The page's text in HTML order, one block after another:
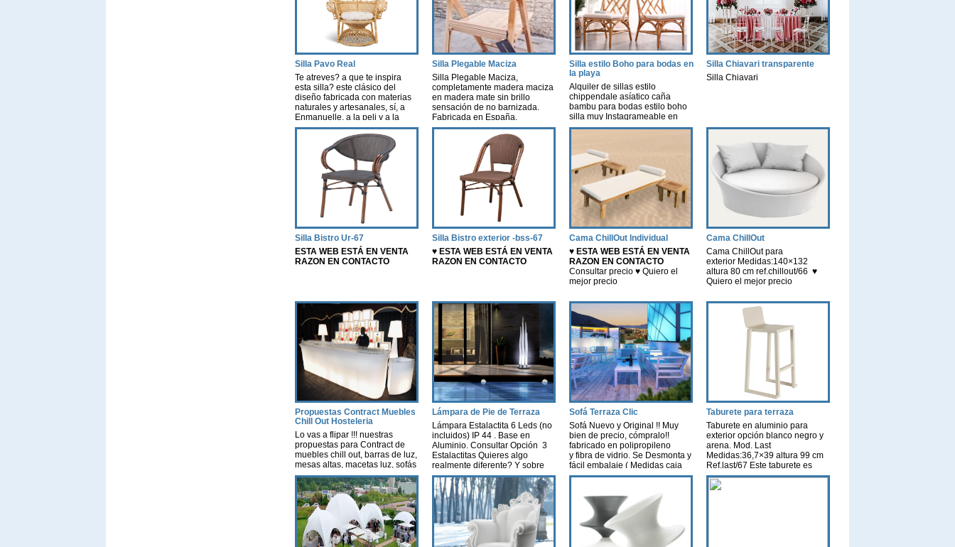
Silla Pavo Real
Te atreves? a que te inspira
esta silla? este clásico del
diseño fabricada con materias
naturales y artesanales, sí, a
Enmanuelle, a la peli y a la
actriz, una pelicula que creó
escuela. Esta silla nos evoca
aires de nostalgia, libertad y
porque no decirlo…cierta
sexualidad…
Silla Plegable Maciza
Silla Plegable Maciza,
completamente madera maciza
en madera mate sin brillo
sensación de no barnizada.
Fabricada en España.
Fabricada con madera calidad
Premium ;) ref.ple/148
Silla estilo Boho para bodas en
la playa
Alquiler de sillas estilo
chippendale asíatico caña
bambu para bodas estilo boho
silla muy Instagrameable en
Valencia
Silla Chiavari transparente
Silla Chiavari
Silla Bistro Ur-67
ESTA WEB ESTÁ EN VENTA
RAZON EN CONTACTO
Silla Bistro exterior -bss-67
♥ ESTA WEB ESTÁ EN VENTA
RAZON EN CONTACTO
Cama ChillOut Individual
♥ ESTA WEB ESTÁ EN VENTA
RAZON EN CONTACTO
Consultar precio ♥ Quiero el
mejor precio
Cama ChillOut
Cama ChillOut para
exterior Medidas:140×132
altura 80 cm ref.chillout/66 ♥
Quiero el mejor precio
Propuestas Contract Muebles
Chill Out Hosteleria
Lo vas a flipar !!! nuestras
propuestas para Contract de
muebles chill out, barras de luz,
mesas altas, macetas luz, sofás
con luz, lámparas, decoración
con luz leds con autonomía
propia, nosotros te hacemos un
estudio según tus necesidades
y presupuesto. Contract-
instalaciones -Hosteleria -
muebles terraza chill out Ya sea
para cualquier tipo de Evento
Lámpara de Pie de Terraza
Lámpara Estalactita 6 Leds (no
incluidos) IP 44 . Base en
Aluminio. Consultar Opción 3
Estalactitas Quieres algo
realmente diferente? Y sobre
todo. ¿Te atreves? Te atreves a
ubicar esta lámpara en tu casa,
tienes ya el sitio elegido? Es
una lámpara que enamora
creando una sensación
fresca…y pura ♥ Quiero el
mejor precio
Sofá Terraza Clic
Sofá Nuevo y Original !! Muy
bien de precio, cómpralo!!
fabricado en polipropileno
y fibra de vidrio. Se Desmonta y
fácil embalaje ( Medidas caja
40x115x74 cm m3 0,34).
chocolate. Opción Cojines !!
Muy bien de precio, cómpralo!!
Medidas: 124x 64,5 altura 72,5
cm altura del suelo al asiento
42 cm ♥ Quiero […]
Taburete para terraza
Taburete en aluminio para
exterior opción blanco negro y
arena. Mod. Last
Medidas:36,7×39 altura 99 cm
Ref.last/67 Este taburete es
ideal para locales con
terrazas… restaurantes, bares ó